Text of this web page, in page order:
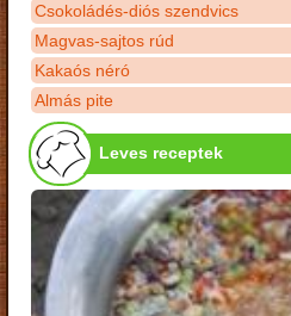
Csokoládés-diós szendvics
Magvas-sajtos rúd
Kakaós néró
Almás pite
Leves receptek